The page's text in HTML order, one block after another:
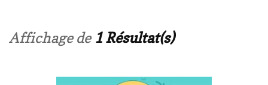
Affichage de 1 Résultat(s)